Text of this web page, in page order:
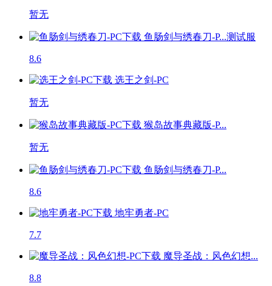
暂无
鱼肠剑与绣春刀-P...测试服
8.6
选王之剑-PC
暂无
猴岛故事典藏版-P...
暂无
鱼肠剑与绣春刀-P...
8.6
地牢勇者-PC
7.7
魔导圣战：风色幻想...
8.8